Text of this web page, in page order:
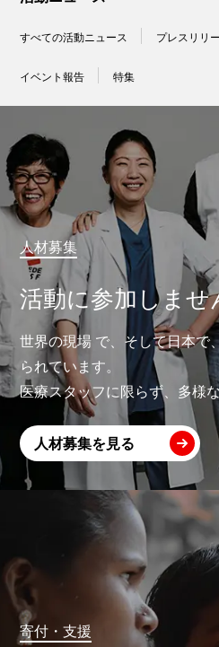
すべての活動ニュース プレスリリ
イベント報告 特集
人材募集
活動に参加しませ
世界の現場 で、そして日本で
られています。
医療スタッフに限らず、多様
人材募集を見る
寄付・支援